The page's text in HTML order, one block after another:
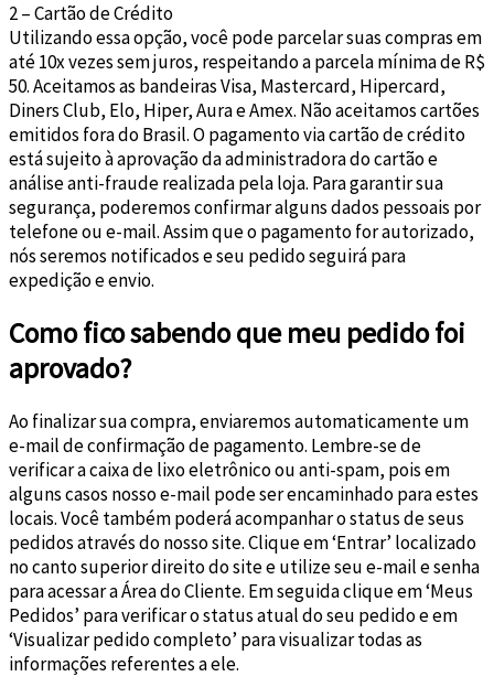
2 – Cartão de Crédito
Utilizando essa opção, você pode parcelar suas compras em
até 10x vezes sem juros, respeitando a parcela mínima de R$
50. Aceitamos as bandeiras Visa, Mastercard, Hipercard,
Diners Club, Elo, Hiper, Aura e Amex. Não aceitamos cartões
emitidos fora do Brasil. O pagamento via cartão de crédito
está sujeito à aprovação da administradora do cartão e
análise anti-fraude realizada pela loja. Para garantir sua
segurança, poderemos confirmar alguns dados pessoais por
telefone ou e-mail. Assim que o pagamento for autorizado,
nós seremos notificados e seu pedido seguirá para
expedição e envio.
Como fico sabendo que meu pedido foi
aprovado?
Ao finalizar sua compra, enviaremos automaticamente um
e-mail de confirmação de pagamento. Lembre-se de
verificar a caixa de lixo eletrônico ou anti-spam, pois em
alguns casos nosso e-mail pode ser encaminhado para estes
locais. Você também poderá acompanhar o status de seus
pedidos através do nosso site. Clique em ‘Entrar’ localizado
no canto superior direito do site e utilize seu e-mail e senha
para acessar a Área do Cliente. Em seguida clique em ‘Meus
Pedidos’ para verificar o status atual do seu pedido e em
‘Visualizar pedido completo’ para visualizar todas as
informações referentes a ele.